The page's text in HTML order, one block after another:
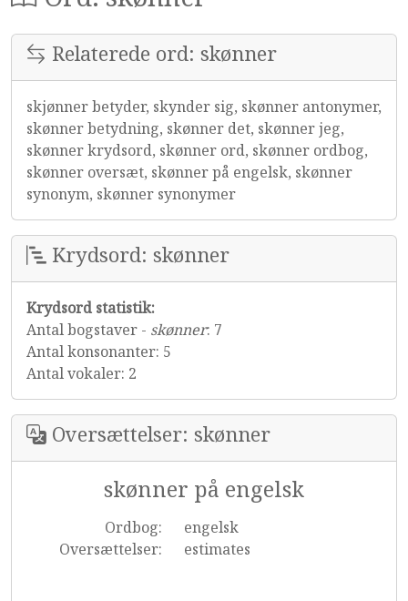
Relaterede ord: skønner
skjønner betyder, skynder sig, skønner antonymer,
skønner betydning, skønner det, skønner jeg,
skønner krydsord, skønner ord, skønner ordbog,
skønner oversæt, skønner på engelsk, skønner
synonym, skønner synonymer
Krydsord: skønner
Krydsord statistik:
Antal bogstaver - skønner: 7
Antal konsonanter: 5
Antal vokaler: 2
Oversættelser: skønner
skønner på engelsk
Ordbog:
engelsk
Oversættelser:
estimates